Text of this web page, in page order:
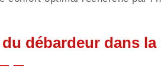
débardeur dans